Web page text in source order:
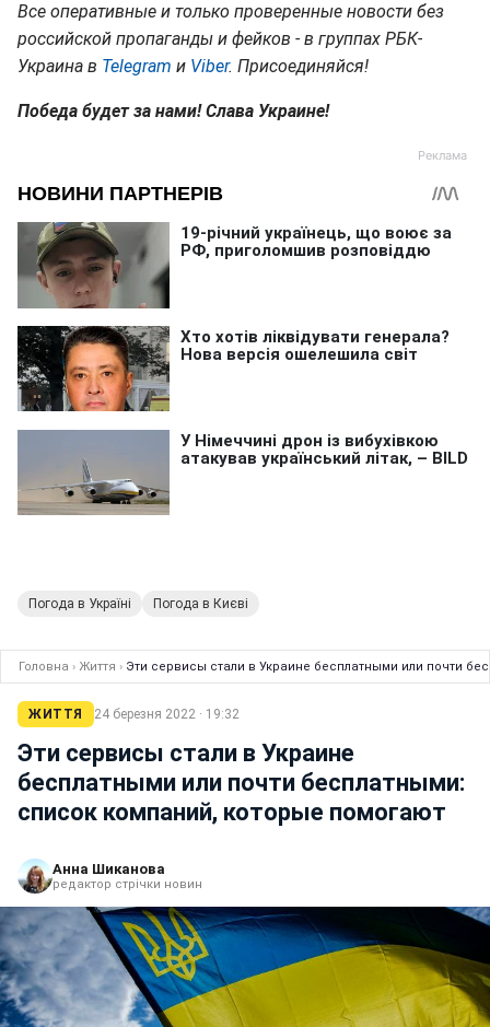
Все оперативные и только проверенные новости без
российской пропаганды и фейков - в группах РБК-
Украина в Telegram и Viber. Присоединяйся!
Победа будет за нами! Слава Украине!
Погода в Україні Погода в Києві
Головна › Життя › Эти сервисы стали в Украине бесплатными или почти
ЖИТТЯ 24 березня 2022 · 19:32
Эти сервисы стали в Украине
бесплатными или почти бесплатными:
список компаний, которые помогают
Анна Шиканова
редактор стрічки новин